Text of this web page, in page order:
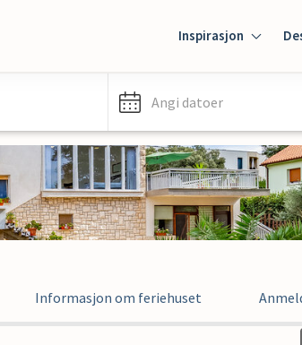
Inspirasjon
Angi datoer
Informasjon om feriehuset